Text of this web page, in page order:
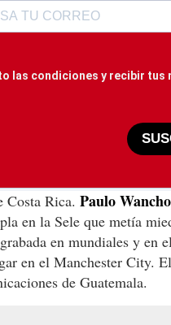
las condiciones y recibir tus
Costa Rica. Paulo
en la Sele que metía
grabada en mundiales y en
en el Manchester City.
de Guatemala.